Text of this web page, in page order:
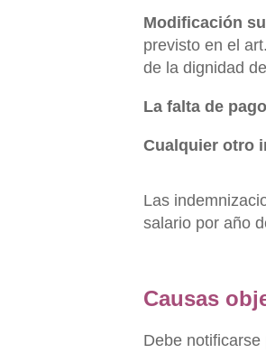
Modificación
previsto en el
de la dignidad
La falta de
Cualquier otro
Las
salario por año
Causas
Debe